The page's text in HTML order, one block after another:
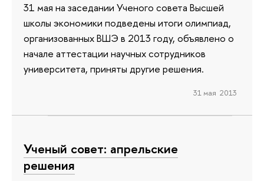
31 мая на заседании Ученого совета Высшей
школы экономики подведены итоги олимпиад,
организованных ВШЭ в 2013 году, объявлено о
начале аттестации научных сотрудников
университета, приняты другие решения.
31 мая 2013
Ученый совет: апрельские
решения